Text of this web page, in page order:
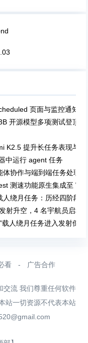
页面与监控通知
开源模型多项测试登顶
K2.5 提升长任务表现与
中运行 agent 任务
协作与端到端任务处理
测速功能原生集成至
绕月任务：历经四阶段
射升空，4 名宇航员启程
载人绕月任务进入发射倒
看 - 广告合作
交流 我们尊重任何软件
站一切资源不代表本站